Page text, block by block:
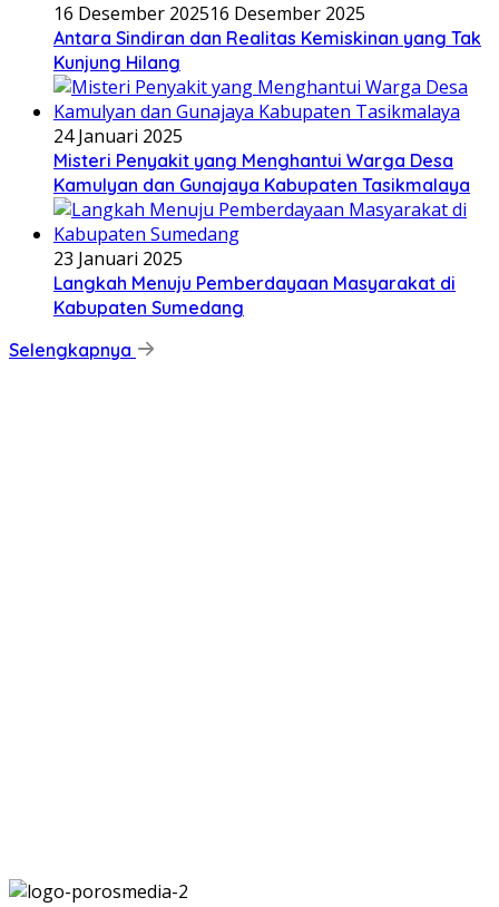
16 Desember 202516 Desember 2025
Antara Sindiran dan Realitas Kemiskinan yang Tak
Kunjung Hilang
24 Januari 2025
Misteri Penyakit yang Menghantui Warga Desa
Kamulyan dan Gunajaya Kabupaten Tasikmalaya
23 Januari 2025
Langkah Menuju Pemberdayaan Masyarakat di
Kabupaten Sumedang
Selengkapnya